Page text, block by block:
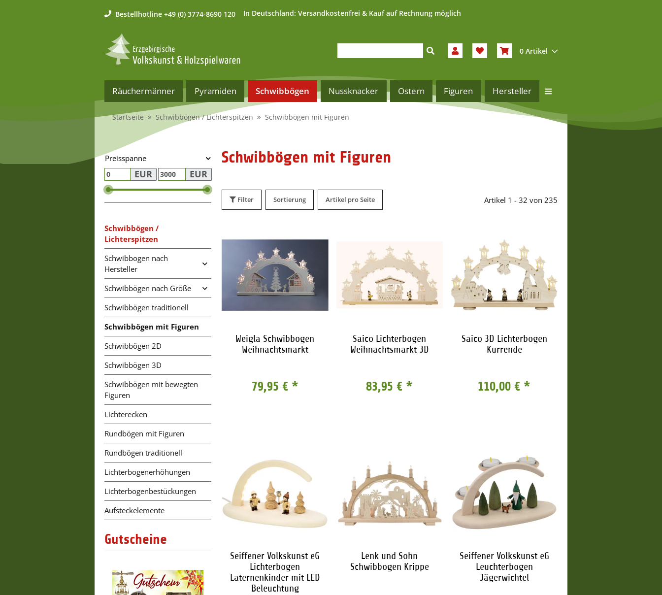
Bestellhotline +49 (0) 3774-8690 120 In Deutschland: Versandkostenfrei & Kauf auf Rechnung möglich
0 Artikel
Räuchermänner Pyramiden Schwibbögen Nussknacker Ostern Figuren Hersteller
Startseite Schwibbögen / Lichterspitzen Schwibbögen mit Figuren
Schwibbögen mit Figuren
Filter Sortierung Artikel pro Seite Artikel 1 - 32 von 235
Weigla Schwibbogen
Weihnachtsmarkt
79,95 € *
Saico Lichterbogen
Weihnachtsmarkt 3D
83,95 € *
Saico 3D Lichterbogen
Kurrende
110,00 € *
Seiffener Volkskunst eG
Lichterbogen
Laternenkinder mit LED
Beleuchtung
Lenk und Sohn
Schwibbogen Krippe
Seiffener Volkskunst eG
Leuchterbogen
Jägerwichtel
Preisspanne
EUR EUR
Schwibbögen /
Lichterspitzen
Schwibbogen nach
Hersteller
Schwibbögen nach Größe
Schwibbögen traditionell
Schwibbögen mit Figuren
Schwibbögen 2D
Schwibbögen 3D
Schwibbögen mit bewegten
Figuren
Lichterecken
Rundbögen mit Figuren
Rundbögen traditionell
Lichterbogenerhöhungen
Lichterbogenbestückungen
Aufsteckelemente
Gutscheine